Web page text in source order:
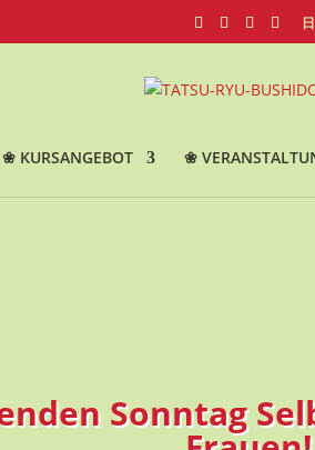
❀ KURSANGEBOT ❀
Sonntag